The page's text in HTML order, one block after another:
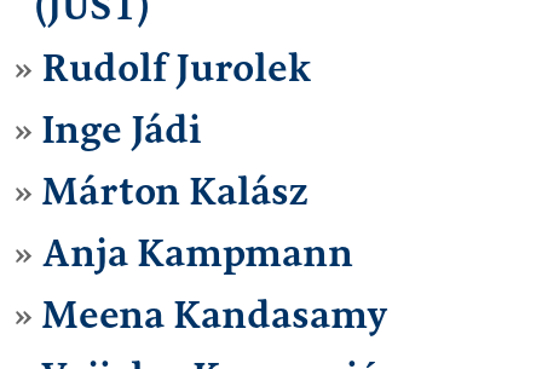
Rudolf Jurolek
Inge Jádi
Márton Kalász
Anja Kampmann
Meena Kandasamy